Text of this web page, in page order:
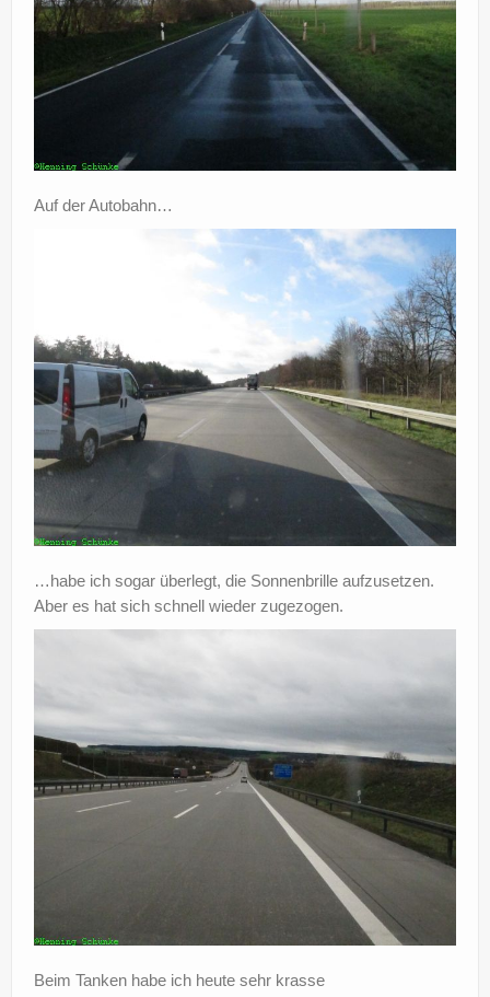
Auf der Autobahn…
…habe ich sogar überlegt, die Sonnenbrille aufzusetzen.
Aber es hat sich schnell wieder zugezogen.
Beim Tanken habe ich heute sehr krasse